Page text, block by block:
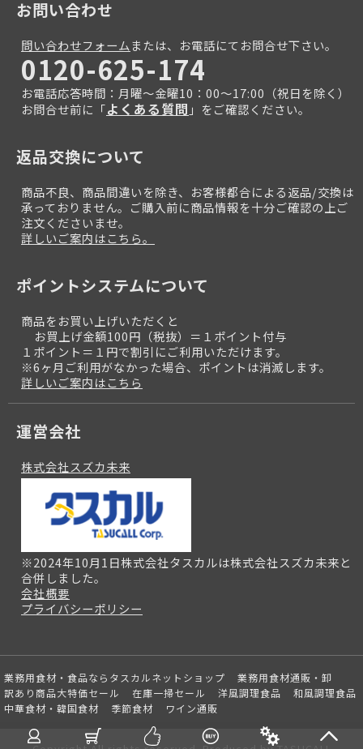
お問い合わせ
問い合わせフォームまたは、お電話にてお問合せ下さい。
0120-625-174
お電話応答時間：月曜～金曜10：00～17:00（祝日を除く）
お問合せ前に「よくある質問 」をご確認ください。
返品交換について
商品不良、商品間違いを除き、お客様都合による返品/交換は
承っておりません。ご購入前に商品情報を十分ご確認の上ご
注文くださいませ。
詳しいご案内はこちら。
ポイントシステムについて
商品をお買い上げいただくと
お買上げ金額100円（税抜）＝１ポイント付与
１ポイント＝１円で割引にご利用いただけます。
※6ヶ月ご利用がなかった場合、ポイントは消滅します。
詳しいご案内はこちら
運営会社
株式会社スズカ未来
※2024年10月1日株式会社タスカルは株式会社スズカ未来と
合併しました。
会社概要
プライバシーポリシー
業務用食材・食品ならタスカルネットショップ
業務用食材通販・卸
訳あり商品大特価セール
在庫一掃セール 洋風調理食品
和風調理食品
中華食材・韓国食材
季節食材 ワイン通販